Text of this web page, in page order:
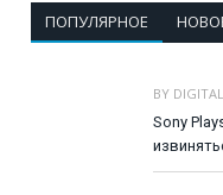
ПОПУЛЯРНОЕ
BY
Sony